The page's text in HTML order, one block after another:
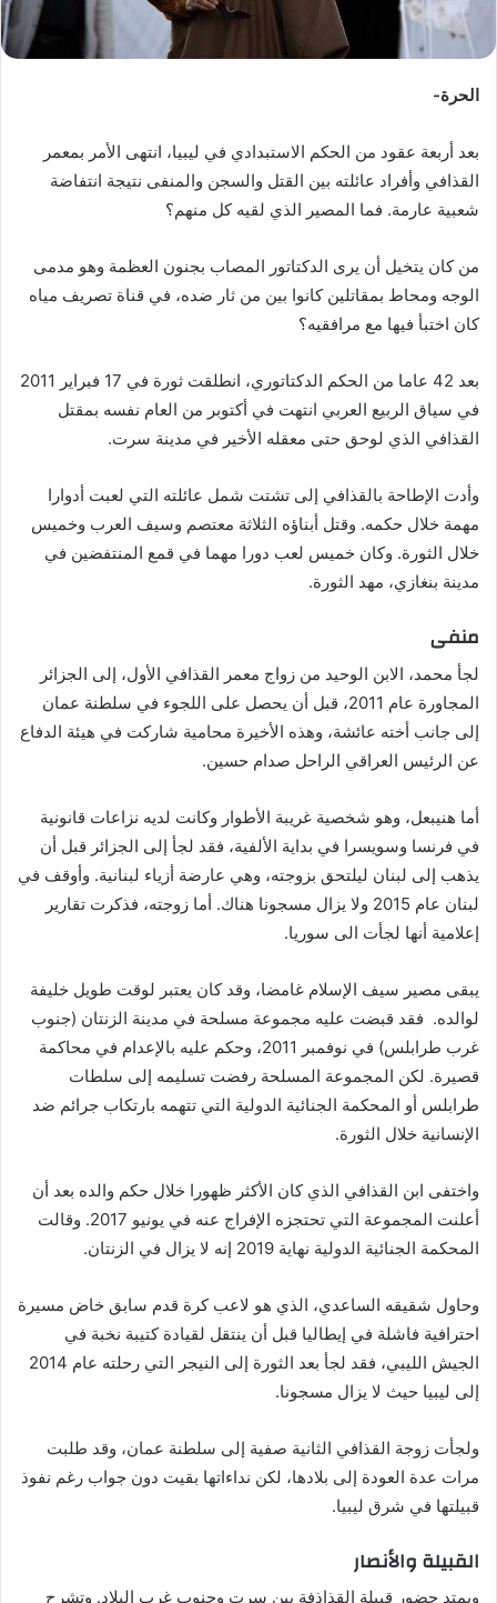
ك
ت
ن
الحرة-
بعد أربعة عقود من الحكم الاستبدادي في ليبيا، انتهى الأمر بمعمر
القذافي وأفراد عائلته بين القتل والسجن والمنفى نتيجة انتفاضة
شعبية عارمة. فما المصير الذي لقيه كل منهم؟
من كان يتخيل أن يرى الدكتاتور المصاب بجنون العظمة وهو مدمى
الوجه ومحاط بمقاتلين كانوا بين من ثار ضده، في قناة تصريف مياه
كان اختبأ فيها مع مرافقيه؟
بعد 42 عاما من الحكم الدكتاتوري، انطلقت ثورة في 17 فبراير 2011
في سياق الربيع العربي انتهت في أكتوبر من العام نفسه بمقتل
القذافي الذي لوحق حتى معقله الأخير في مدينة سرت.
وأدت الإطاحة بالقذافي إلى تشتت شمل عائلته التي لعبت أدوارا
مهمة خلال حكمه. وقتل أبناؤه الثلاثة معتصم وسيف العرب وخميس
خلال الثورة. وكان خميس لعب دورا مهما في قمع المنتفضين في
مدينة بنغازي، مهد الثورة.
منفى
لجأ محمد، الابن الوحيد من زواج معمر القذافي الأول، إلى الجزائر
المجاورة عام 2011، قبل أن يحصل على اللجوء في سلطنة عمان
إلى جانب أخته عائشة، وهذه الأخيرة محامية شاركت في هيئة الدفاع
عن الرئيس العراقي الراحل صدام حسين.
أما هنيبعل، وهو شخصية غريبة الأطوار وكانت لديه نزاعات قانونية
في فرنسا وسويسرا في بداية الألفية، فقد لجأ إلى الجزائر قبل أن
يذهب إلى لبنان ليلتحق بزوجته، وهي عارضة أزياء لبنانية. وأوقف في
لبنان عام 2015 ولا يزال مسجونا هناك. أما زوجته، فذكرت تقارير
إعلامية أنها لجأت الى سوريا.
يبقى مصير سيف الإسلام غامضا، وقد كان يعتبر لوقت طويل خليفة
لوالده. فقد قبضت عليه مجموعة مسلحة في مدينة الزنتان (جنوب
غرب طرابلس) في نوفمبر 2011، وحكم عليه بالإعدام في محاكمة
قصيرة. لكن المجموعة المسلحة رفضت تسليمه إلى سلطات
طرابلس أو المحكمة الجنائية الدولية التي تتهمه بارتكاب جرائم ضد
الإنسانية خلال الثورة.
واختفى ابن القذافي الذي كان الأكثر ظهورا خلال حكم والده بعد أن
أعلنت المجموعة التي تحتجزه الإفراج عنه في يونيو 2017. وقالت
المحكمة الجنائية الدولية نهاية 2019 إنه لا يزال في الزنتان.
وحاول شقيقه الساعدي، الذي هو لاعب كرة قدم سابق خاض مسيرة
احترافية فاشلة في إيطاليا قبل أن ينتقل لقيادة كتيبة نخبة في
الجيش الليبي، فقد لجأ بعد الثورة إلى النيجر التي رحلته عام 2014
إلى ليبيا حيث لا يزال مسجونا.
ولجأت زوجة القذافي الثانية صفية إلى سلطنة عمان، وقد طلبت
مرات عدة العودة إلى بلادها، لكن نداءاتها بقيت دون جواب رغم نفوذ
قبيلتها في شرق ليبيا.
القبيلة والأنصار
ويمتد حضور قبيلة القذاذفة بين سرت وجنوب غرب البلاد. وتشرح